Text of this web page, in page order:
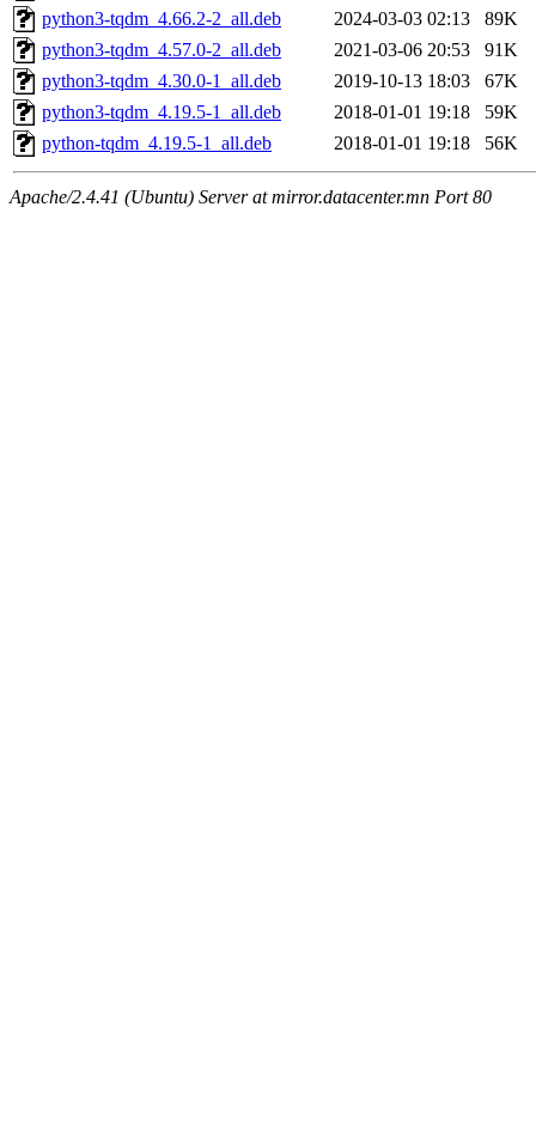
python3-tqdm_4.66.2-2_all.deb
2024-03-03 02:13
89K
python3-tqdm_4.57.0-2_all.deb
2021-03-06 20:53
91K
python3-tqdm_4.30.0-1_all.deb
2019-10-13 18:03
67K
python3-tqdm_4.19.5-1_all.deb
2018-01-01 19:18
59K
python-tqdm_4.19.5-1_all.deb
2018-01-01 19:18 56K
Apache/2.4.41 (Ubuntu) Server at mirror.datacenter.mn Port 80